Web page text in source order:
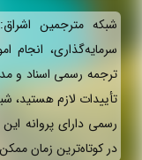
شبکه مترجمین
سرمایه‌گذاری، انجام
ترجمه رسمی اسناد و
تأییدات لازم هستید،
رسمی دارای پروانه
در کوتاه‌ترین زمان